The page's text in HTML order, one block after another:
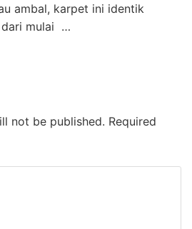
ambal, karpet ini identik
dari mulai …
not be published. Required